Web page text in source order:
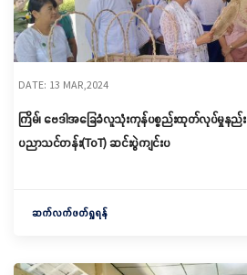
DATE: 13 MAR,2024
ကြိမ်၊ ဗေဒါအခြေခံလူသုံးကုန်ပစ္စည်းထုတ်လုပ်မှုနည်း
ပညာသင်တန်း(ToT) ဆင်းပွဲကျင်းပ
ဆက်လက်ဖတ်ရှုရန်